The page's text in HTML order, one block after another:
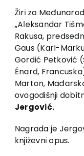
Kontakt
Žiri za
„Aleksandar
Rakusa,
Gaus (Karl-
Gordić Petković
Énard,
Marton,
ovogodišnji
Jergović.
Nagrada je
književni opus.